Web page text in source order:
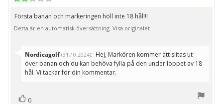
utav
5
stjärnor
Recensionstext:
Första banan och markeringen höll inte 18 hål!!!
Detta är en automatisk översättning. Visa originalet.
Svara
från:
Nordicagolf (31.10.2024): Hej, Markören kommer att slitas ut
över banan och du kan behöva fylla på den under loppet av 18
hål. Vi tackar för din kommentar.
Rösta
0